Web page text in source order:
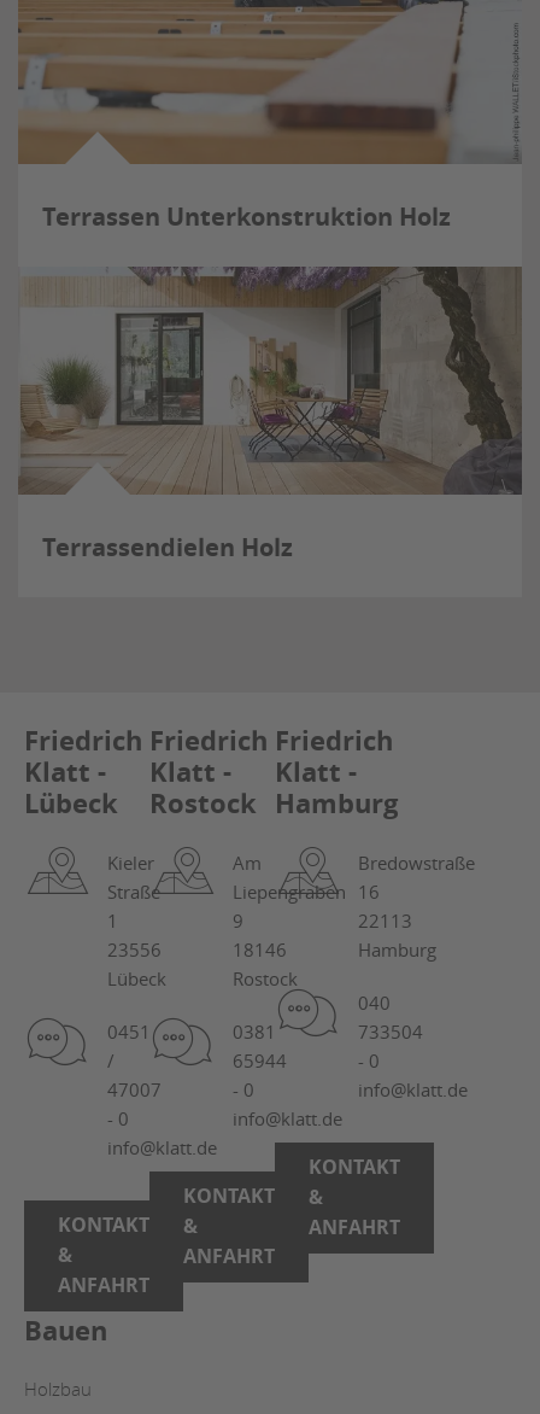
Terrassen Unterkonstruktion Holz
Terrassendielen Holz
Friedrich
Klatt -
Lübeck
Kieler
Straße
1
23556
Lübeck
0451
/
47007
- 0
info@klatt.de
KONTAKT
&
ANFAHRT
Friedrich
Klatt -
Rostock
Am
Liepengraben
9
18146
Rostock
0381
65944
- 0
info@klatt.de
KONTAKT
&
ANFAHRT
Friedrich
Klatt -
Hamburg
Bredowstraße
16
22113
Hamburg
040
733504
- 0
info@klatt.de
KONTAKT
&
ANFAHRT
Bauen
Holzbau